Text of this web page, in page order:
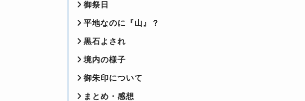
御祭日
平地なのに『山』？
黒石よされ
境内の様子
御朱印について
まとめ・感想